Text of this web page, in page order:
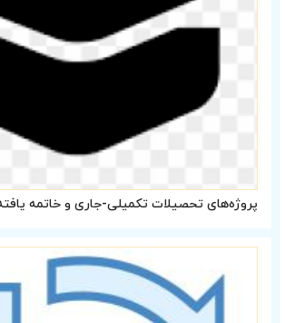
پروژه‌های تحصیلات تکمیلی-جاری و خاتمه یافته